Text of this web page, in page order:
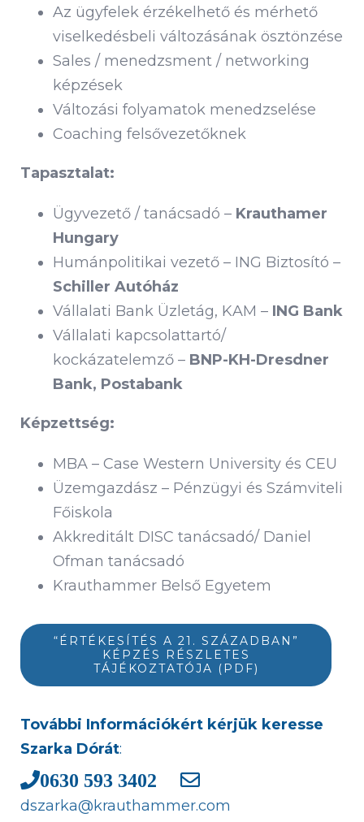
Az ügyfelek érzékelhető és mérhető
viselkedésbeli változásának ösztönzése
Sales / menedzsment / networking
képzések
Változási folyamatok menedzselése
Coaching felsővezetőknek
Tapasztalat:
Ügyvezető / tanácsadó – Krauthamer
Hungary
Humánpolitikai vezető – ING Biztosító –
Schiller Autóház
Vállalati Bank Üzletág, KAM – ING Bank
Vállalati kapcsolattartó/
kockázatelemző – BNP-KH-Dresdner
Bank, Postabank
Képzettség:
MBA – Case Western University és CEU
Üzemgazdász – Pénzügyi és Számviteli
Főiskola
Akkreditált DISC tanácsadó/ Daniel
Ofman tanácsadó
Krauthammer Belső Egyetem
“ÉRTÉKESÍTÉS A 21. SZÁZADBAN”
KÉPZÉS RÉSZLETES
TÁJÉKOZTATÓJA (PDF)
További Információkért kérjük keresse
Szarka Dórát:
0630 593 3402
dszarka@krauthammer.com